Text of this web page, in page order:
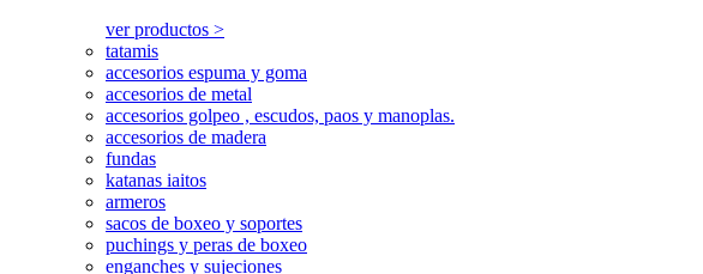
ver productos >
tatamis
accesorios espuma y goma
accesorios de metal
accesorios golpeo , escudos, paos y manoplas.
accesorios de madera
fundas
katanas iaitos
armeros
sacos de boxeo y soportes
puchings y peras de boxeo
enganches y sujeciones